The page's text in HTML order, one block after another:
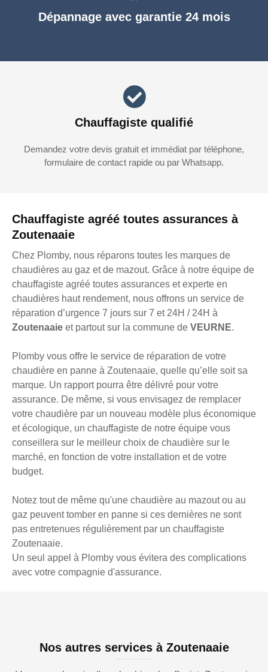
Chauffagiste agréé toutes assurances à
Zoutenaaie
Chez Plomby, nous réparons toutes les marques de
chaudières au gaz et de mazout. Grâce à notre équipe de
chauffagiste agréé toutes assurances et experte en
chaudières haut rendement, nous offrons un service de
réparation d’urgence 7 jours sur 7 et 24H / 24H à
Zoutenaaie et partout sur la commune de VEURNE.
Plomby vous offre le service de réparation de votre
chaudière en panne à Zoutenaaie, quelle qu’elle soit sa
marque. Un rapport pourra être délivré pour votre
assurance. De même, si vous envisagez de remplacer
votre chaudière par un nouveau modèle plus économique
et écologique, un chauffagiste de notre équipe vous
conseillera sur le meilleur choix de chaudière sur le
marché, en fonction de votre installation et de votre
budget.
Notez tout de même qu'une chaudière au mazout ou au
gaz peuvent tomber en panne si ces dernières ne sont
pas entretenues régulièrement par un chauffagiste
Zoutenaaie.
Un seul appel à Plomby vous évitera des complications
avec votre compagnie d'assurance.
Dépannage avec garantie 24 mois
Chauffagiste qualifié
Demandez votre devis gratuit et immédiat par téléphone,
formulaire de contact rapide ou par Whatsapp.
Nos autres services à Zoutenaaie